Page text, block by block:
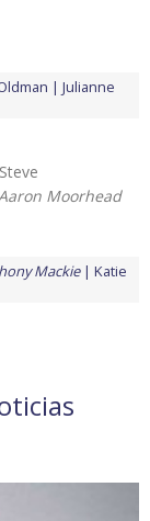
Julianne
Moorhead
Mackie
Katie